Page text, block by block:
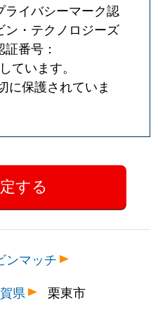
ライバシーマーク認
ン・テクノロジーズ
番号：
ています。
に保護されていま
ンマッチ
県 栗東市